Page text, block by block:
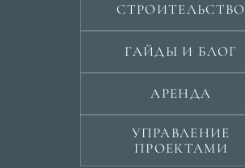
СТРОИТЕЛЬСТВО
ГАЙДЫ И БЛОГ
АРЕНДА
УПРАВЛЕНИЕ
ПРОЕКТАМИ